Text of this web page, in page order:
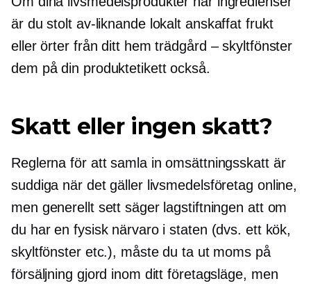
är du stolt av-liknande lokalt anskaffat frukt
eller örter från ditt hemträdgård – skyltfönster
dem på din produktetikett också.
Skatt eller ingen skatt?
Reglerna för att samla in omsättningsskatt är
suddiga när det gäller livsmedelsföretag online,
men generellt sett säger lagstiftningen att om
du har en fysisk närvaro i staten (dvs. ett kök,
skyltfönster etc.), måste du ta ut moms på
försäljning gjord inom ditt företagsläge, men